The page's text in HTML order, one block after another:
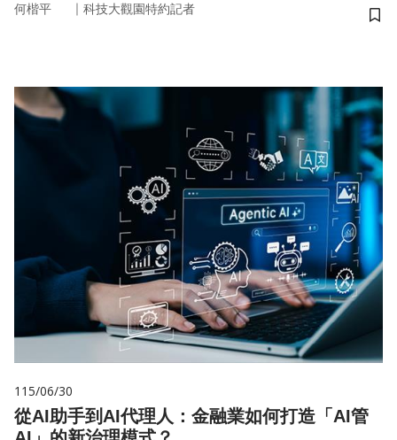
何楷平 ｜ 科技大觀園特約記者
儲
115/06/30
從AI助手到AI代理人：金融業如何打造「AI管